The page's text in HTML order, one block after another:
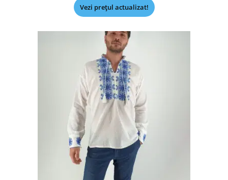
Vezi prețul actualizat!